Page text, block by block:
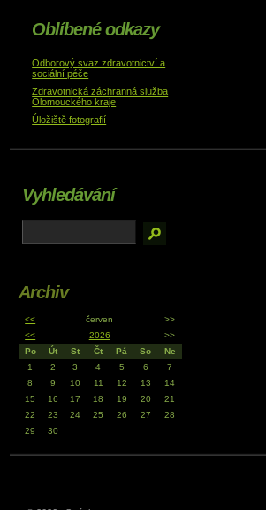
Oblíbené odkazy
Odborový svaz zdravotnictví a
sociální péče
Zdravotnická záchranná služba
Olomouckého kraje
Úložiště fotografií
Vyhledávání
Archiv
<< červen
>>
<<
2026
>>
Po
Út St Čt Pá So
Ne
1
2 3 4 5 6
7
8
9 10 11 12 13
14
15
16 17 18 19 20
21
22
23 24 25 26 27
28
29
30